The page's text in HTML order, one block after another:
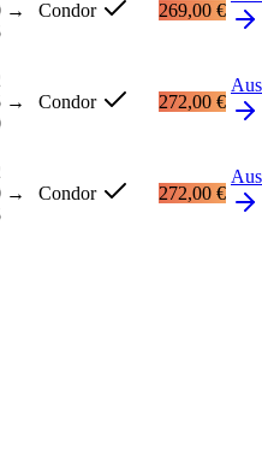
→
Condor 269,00 €
→
Condor 272,00 €
→
Condor 272,00 €